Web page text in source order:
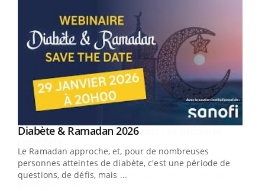
Youtube
Diabète & Ramadan 2026Youtube
Le Ramadan approche, et, pour de nombreuses
personnes atteintes de diabète, c'est une période de
questions, de défis, mais ...